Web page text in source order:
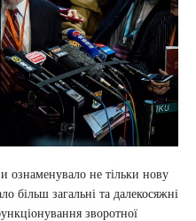
ознаменувало не тільки нову
більш загальні та далекосяжні
зворотної